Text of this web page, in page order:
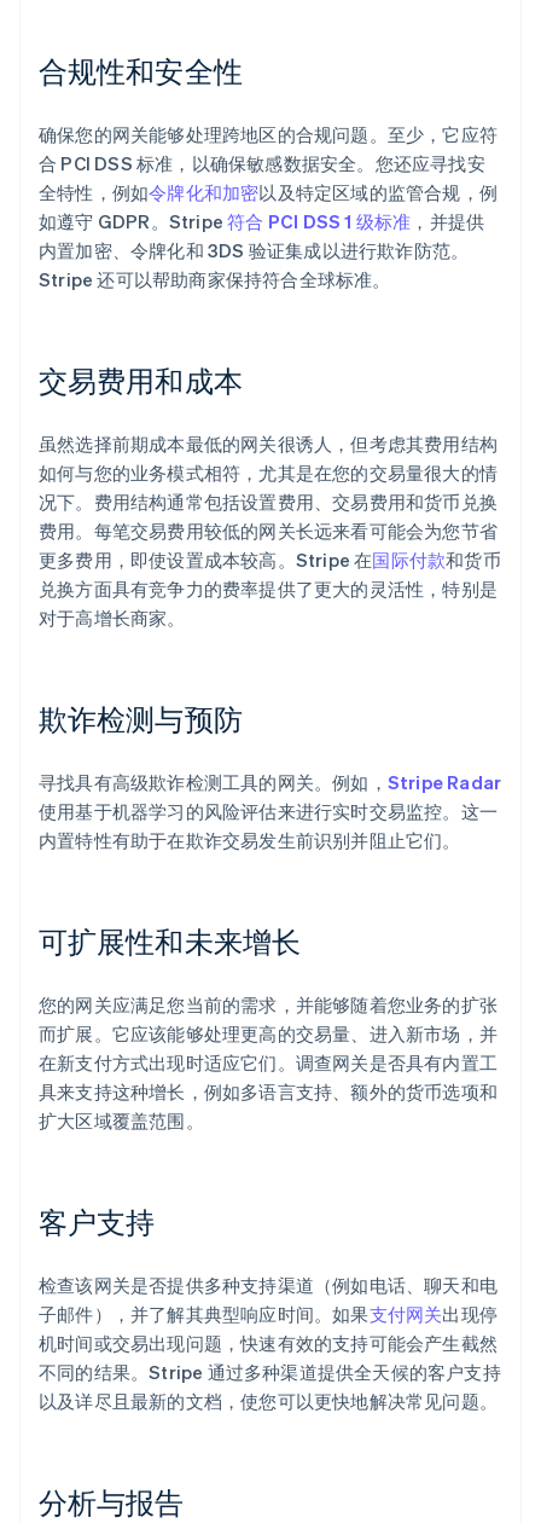
合规性和安全性
确保您的网关能够处理跨地区的合规问题。至少，它应符
合 PCI DSS 标准，以确保敏感数据安全。您还应寻找安
全特性，例如令牌化和加密以及特定区域的监管合规，例
如遵守 GDPR。Stripe符合 PCI DSS 1 级标准 ，并提供
内置加密、令牌化和 3DS 验证集成以进行欺诈防范。
Stripe 还可以帮助商家保持符合全球标准。
交易费用和成本
虽然选择前期成本最低的网关很诱人，但考虑其费用结构
如何与您的业务模式相符，尤其是在您的交易量很大的情
况下。费用结构通常包括设置费用、交易费用和货币兑换
费用。每笔交易费用较低的网关长远来看可能会为您节省
更多费用，即使设置成本较高。Stripe 在国际付款和货币
兑换方面具有竞争力的费率提供了更大的灵活性，特别是
对于高增长商家。
欺诈检测与预防
寻找具有高级欺诈检测工具的网关。例如， Stripe Radar
使用基于机器学习的风险评估来进行实时交易监控。这一
内置特性有助于在欺诈交易发生前识别并阻止它们。
可扩展性和未来增长
您的网关应满足您当前的需求，并能够随着您业务的扩张
而扩展。它应该能够处理更高的交易量、进入新市场，并
在新支付方式出现时适应它们。调查网关是否具有内置工
具来支持这种增长，例如多语言支持、额外的货币选项和
扩大区域覆盖范围。
客户支持
检查该网关是否提供多种支持渠道（例如电话、聊天和电
子邮件），并了解其典型响应时间。如果支付网关出现停
机时间或交易出现问题，快速有效的支持可能会产生截然
不同的结果。Stripe 通过多种渠道提供全天候的客户支持
以及详尽且最新的文档，使您可以更快地解决常见问题。
分析与报告